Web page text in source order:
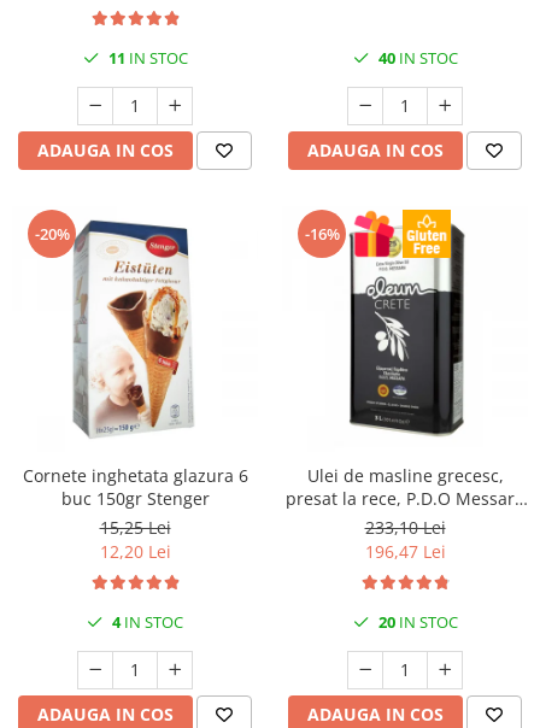
11 IN STOC
ADAUGA IN COS
40IN STOC
ADAUGA IN COS
-20%
Cornete inghetata glazura 6
buc 150gr Stenger
15,25 Lei
12,20 Lei
4IN STOC
ADAUGA IN COS
-16%
Ulei de masline grecesc,
presat la rece, P.D.O Messara
3L Kidonakis
233,10 Lei
196,47 Lei
20IN STOC
ADAUGA IN COS